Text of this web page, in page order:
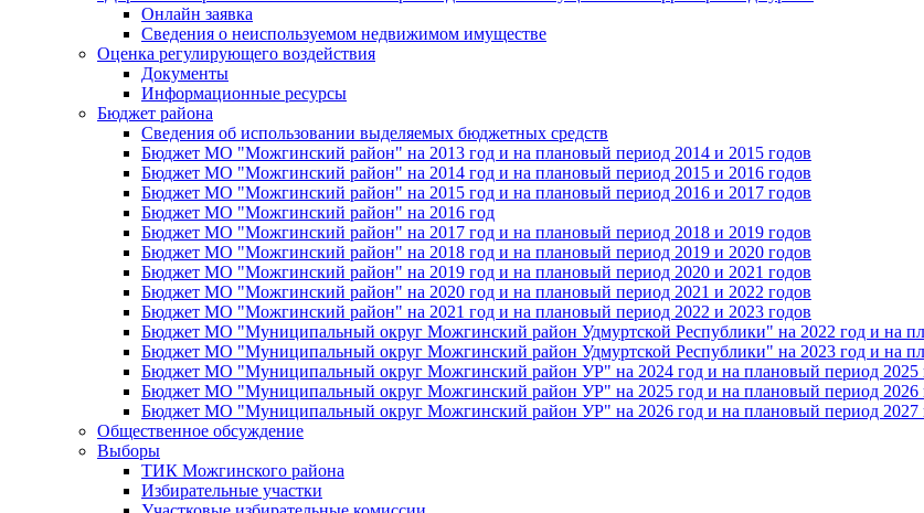
Онлайн заявка
Сведения о неиспользуемом недвижимом имуществе
Оценка регулирующего воздействия
Документы
Информационные ресурсы
Бюджет района
Сведения об использовании выделяемых бюджетных средств
Бюджет МО "Можгинский район" на 2013 год и на плановый период 2014 и 2015 годов
Бюджет МО "Можгинский район" на 2014 год и на плановый период 2015 и 2016 годов
Бюджет МО "Можгинский район" на 2015 год и на плановый период 2016 и 2017 годов
Бюджет МО "Можгинский район" на 2016 год
Бюджет МО "Можгинский район" на 2017 год и на плановый период 2018 и 2019 годов
Бюджет МО "Можгинский район" на 2018 год и на плановый период 2019 и 2020 годов
Бюджет МО "Можгинский район" на 2019 год и на плановый период 2020 и 2021 годов
Бюджет МО "Можгинский район" на 2020 год и на плановый период 2021 и 2022 годов
Бюджет МО "Можгинский район" на 2021 год и на плановый период 2022 и 2023 годов
Бюджет МО "Муниципальный округ Можгинский район Удмуртской Республики" на 2022 год и на
Бюджет МО "Муниципальный округ Можгинский район Удмуртской Республики" на 2023 год и на
Бюджет МО "Муниципальный округ Можгинский район УР" на 2024 год и на плановый период 2025
Бюджет МО "Муниципальный округ Можгинский район УР" на 2025 год и на плановый период 2026
Бюджет МО "Муниципальный округ Можгинский район УР" на 2026 год и на плановый период 2027
Общественное обсуждение
Выборы
ТИК Можгинского района
Избирательные участки